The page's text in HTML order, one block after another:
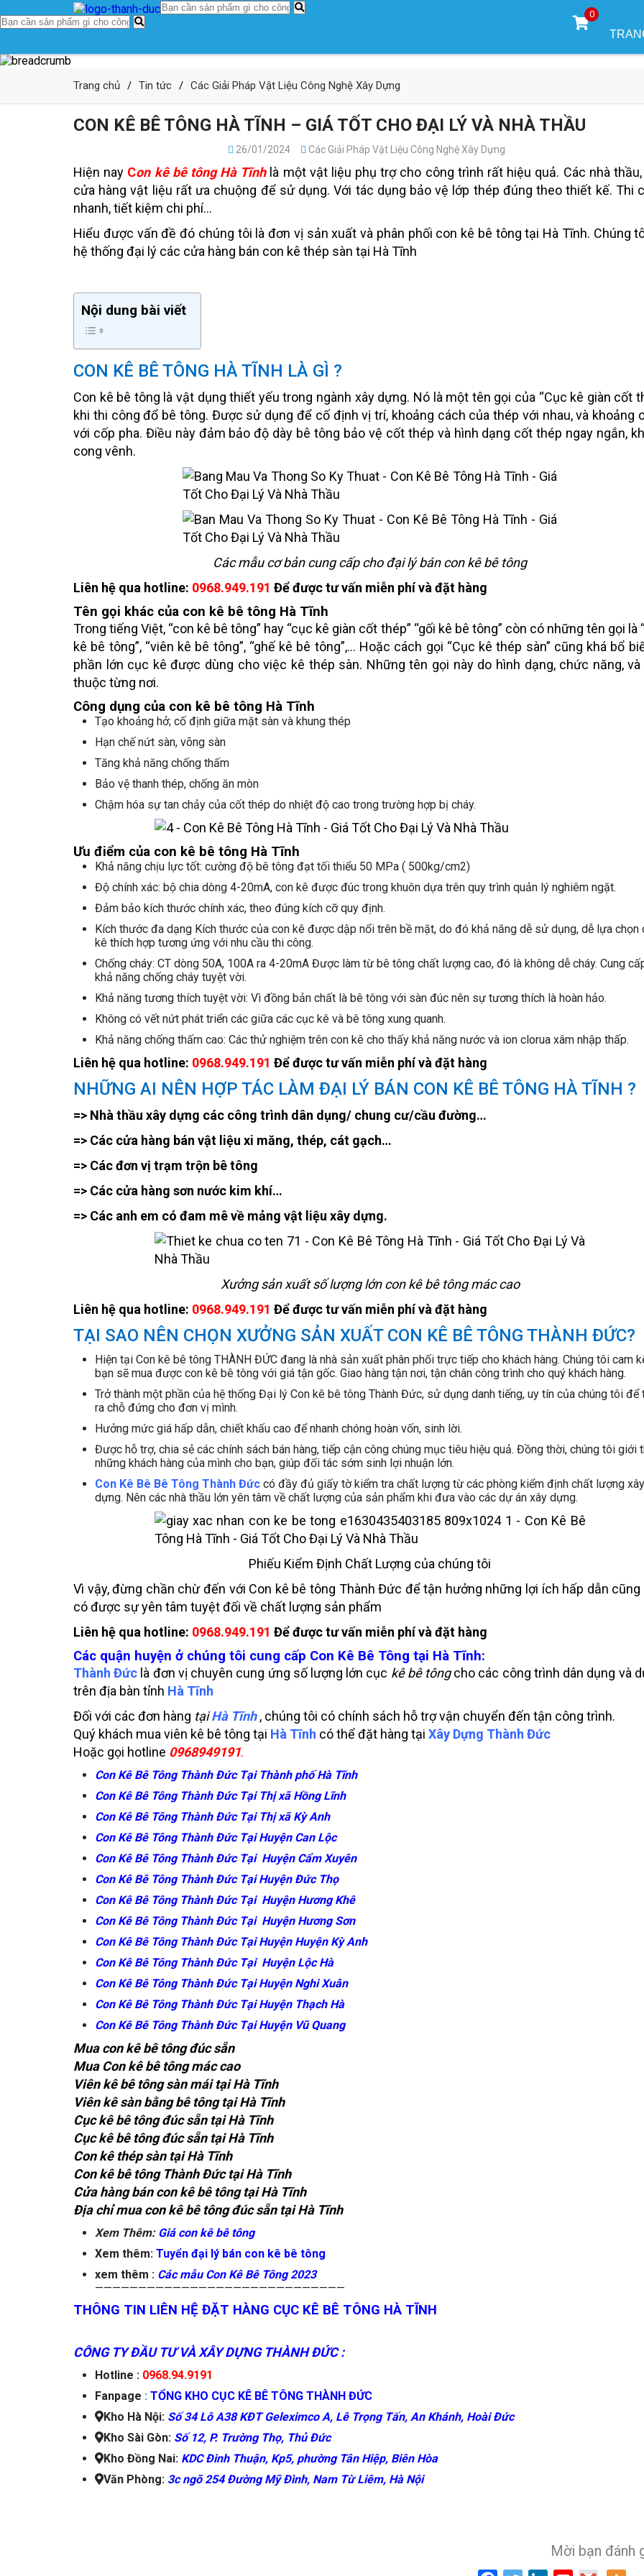
0
Trang chủ / Tin tức / Các Giải Pháp Vật Liệu Công Nghệ Xây Dựng
CON KÊ BÊ TÔNG HÀ TĨNH – GIÁ TỐT CHO ĐẠI LÝ VÀ NHÀ THẦU
26/01/2024 Các Giải Pháp Vật Liệu Công Nghệ Xây Dựng
Hiện nay Con kê bê tông Hà Tĩnhlà một vật liệu phụ trợ cho công trình rất hiệu quả. Các nhà
cửa hàng vật liệu rất ưa chuộng để sử dụng. Với tác dụng bảo vệ lớp thép đúng theo thiết kế. Thi
nhanh, tiết kiệm chi phí…
Hiểu được vấn đề đó chúng tôi là đơn vị sản xuất và phân phối con kê bê tông tại Hà Tĩnh. Chúng
hệ thống đại lý các cửa hàng bán con kê thép sàn tại Hà Tĩnh
Nội dung bài viết
CON KÊ BÊ TÔNG HÀ TĨNH LÀ GÌ ?
Con kê bê tông là vật dụng thiết yếu trong ngành xây dựng. Nó là một tên gọi của “Cục kê giàn cốt
khi thi công đổ bê tông. Được sử dụng để cố định vị trí, khoảng cách của thép với nhau, và khoảng
với cốp pha. Điều này đảm bảo độ dày bê tông bảo vệ cốt thép và hình dạng cốt thép ngay ngắn,
cong vênh.
Các mẫu cơ bản cung cấp cho đại lý bán con kê bê tông
Liên hệ qua hotline: 0968.949.191 Để được tư vấn miễn phí và đặt hàng
Tên gọi khác của con kê bê tông Hà Tĩnh
Trong tiếng Việt, “con kê bê tông” hay “cục kê giàn cốt thép” “gối kê bê tông” còn có những tên gọi là
kê bê tông”, “viên kê bê tông”, “ghế kê bê tông”,… Hoặc cách gọi “Cục kê thép sàn” cũng khá bổ
phần lớn cục kê được dùng cho việc kê thép sàn. Những tên gọi này do hình dạng, chức năng, và
thuộc từng nơi.
Công dụng của con kê bê tông Hà Tĩnh
Tạo khoảng hở; cố định giữa mặt sàn và khung thép
Hạn chế nứt sàn, võng sàn
Tăng khả năng chống thấm
Bảo vệ thanh thép, chống ăn mòn
Chậm hóa sự tan chảy của cốt thép do nhiệt độ cao trong trường hợp bị cháy.
Ưu điểm của con kê bê tông Hà Tĩnh
Khả năng chịu lực tốt: cường độ bê tông đạt tối thiểu 50 MPa ( 500kg/cm2)
Độ chính xác: bộ chia dòng 4-20mA, con kê được đúc trong khuôn dựa trên quy trình quản lý nghiêm ngặt.
Đảm bảo kích thước chính xác, theo đúng kích cỡ quy định.
Kích thước đa dạng Kích thước của con kê được dập nổi trên bề mặt, do đó khả năng dễ sử dụng, dễ lựa chọn
kê thích hợp tương ứng với nhu cầu thi công.
Chống cháy: CT dòng 50A, 100A ra 4-20mA Được làm từ bê tông chất lượng cao, đó là không dễ cháy. Cung
khả năng chống cháy tuyệt vời.
Khả năng tương thích tuyệt vời: Vì đồng bản chất là bê tông với sàn đúc nên sự tương thích là hoàn hảo.
Không có vết nứt phát triển các giữa các cục kê và bê tông xung quanh.
Khả năng chống thấm cao: Các thử nghiệm trên con kê cho thấy khả năng nước và ion clorua xâm nhập thấp.
Liên hệ qua hotline: 0968.949.191 Để được tư vấn miễn phí và đặt hàng
NHỮNG AI NÊN HỢP TÁC LÀM ĐẠI LÝ BÁN CON KÊ BÊ TÔNG HÀ TĨNH ?
=> Nhà thầu xây dựng các công trình dân dụng/ chung cư/cầu đường…
=> Các cửa hàng bán vật liệu xi măng, thép, cát gạch…
=> Các đơn vị trạm trộn bê tông
=> Các cửa hàng sơn nước kim khí…
=> Các anh em có đam mê về mảng vật liệu xây dựng.
Xưởng sản xuất số lượng lớn con kê bê tông mác cao
Liên hệ qua hotline: 0968.949.191 Để được tư vấn miễn phí và đặt hàng
TẠI SAO NÊN CHỌN XƯỞNG SẢN XUẤT CON KÊ BÊ TÔNG THÀNH ĐỨC?
Hiện tại Con kê bê tông THÀNH ĐỨC đang là nhà sản xuất phân phối trực tiếp cho khách hàng. Chúng tôi cam
bạn sẽ mua được con kê bê tông với giá tận gốc. Giao hàng tận nơi, tận chân công trình cho quý khách hàng.
Trở thành một phần của hệ thống Đại lý Con kê bê tông Thành Đức, sử dụng danh tiếng, uy tín của chúng tôi để
ra chỗ đứng cho đơn vị mình.
Hưởng mức giá hấp dẫn, chiết khấu cao để nhanh chóng hoàn vốn, sinh lời.
Được hỗ trợ, chia sẻ các chính sách bán hàng, tiếp cận công chúng mục tiêu hiệu quả. Đồng thời, chúng tôi giới
những khách hàng của mình cho bạn, giúp đối tác sớm sinh lợi nhuận lớn.
Con Kê Bê Bê Tông Thành Đức có đầy đủ giấy tờ kiểm tra chất lượng từ các phòng kiểm định chất lượng xây
dựng. Nên các nhà thầu lớn yên tâm về chất lượng của sản phẩm khi đưa vào các dự án xây dựng.
Phiếu Kiểm Định Chất Lượng của chúng tôi
Vì vậy, đừng chần chừ đến với Con kê bê tông Thành Đức để tận hưởng những lợi ích hấp dẫn cũng
có được sự yên tâm tuyệt đối về chất lượng sản phẩm
Liên hệ qua hotline: 0968.949.191 Để được tư vấn miễn phí và đặt hàng
Các quận huyện ở chúng tôi cung cấp Con Kê Bê Tông tại Hà Tĩnh:
Thành Đức là đơn vị chuyên cung ứng số lượng lớn cục kê bê tôngcho các công trình dân dụng và
trên địa bàn tỉnh Hà Tĩnh
Đối với các đơn hàng tạiHà Tĩnh , chúng tôi có chính sách hỗ trợ vận chuyển đến tận công trình.
Quý khách mua viên kê bê tông tại Hà Tĩnh có thể đặt hàng tại Xây Dựng Thành Đức
Hoặc gọi hotline 0968949191.
Con Kê Bê Tông Thành Đức Tại Thành phố Hà Tĩnh
Con Kê Bê Tông Thành Đức Tại Thị xã Hồng Lĩnh
Con Kê Bê Tông Thành Đức Tại Thị xã Kỳ Anh
Con Kê Bê Tông Thành Đức Tại Huyện Can Lộc
Con Kê Bê Tông Thành Đức Tại Huyện Cẩm Xuyên
Con Kê Bê Tông Thành Đức Tại Huyện Đức Thọ
Con Kê Bê Tông Thành Đức Tại Huyện Hương Khê
Con Kê Bê Tông Thành Đức Tại Huyện Hương Sơn
Con Kê Bê Tông Thành Đức Tại Huyện Huyện Kỳ Anh
Con Kê Bê Tông Thành Đức Tại Huyện Lộc Hà
Con Kê Bê Tông Thành Đức Tại Huyện Nghi Xuân
Con Kê Bê Tông Thành Đức Tại Huyện Thạch Hà
Con Kê Bê Tông Thành Đức Tại Huyện Vũ Quang
Mua con kê bê tông đúc sẵn
Mua Con kê bê tông mác cao
Viên kê bêtông sàn mái tại Hà Tĩnh
Viên kê sàn bằng bê tông tại Hà Tĩnh
Cục kê bê tông đúc sẵn tại Hà Tĩnh
Cục kê bê tông đúc sẵn tại Hà Tĩnh
Con kê thép sàn tại Hà Tĩnh
Con kê bê tông Thành Đức tại Hà Tĩnh
Cửa hàng bán con kê bê tông tại Hà Tĩnh
Địa chỉ mua con kê bê tông đúc sẵn tại Hà Tĩnh
Xem Thêm: Giá con kê bê tông
Xem thêm: Tuyển đại lý bán con kê bê tông
xem thêm : Các mẫu Con Kê Bê Tông 2023
—————————————————————————————
THÔNG TIN LIÊN HỆ ĐẶT HÀNG CỤC KÊ BÊ TÔNG HÀ TĨNH
CÔNG TY ĐẦU TƯ VÀ XÂY DỰNG THÀNH ĐỨC :
Hotline : 0968.94.9191
Fanpage : TỔNG KHO CỤC KÊ BÊ TÔNG THÀNH ĐỨC
Kho Hà Nội: Số 34 Lô A38 KĐT Geleximco A, Lê Trọng Tấn, An Khánh, Hoài Đức
Kho Sài Gòn: Số 12, P. Trường Thọ, Thủ Đức
Kho Đồng Nai: KDC Đinh Thuận, Kp5, phường Tân Hiệp, Biên Hòa
Văn Phòng: 3c ngõ 254 Đường Mỹ Đình, Nam Từ Liêm, Hà Nội
Mời bạn đánh